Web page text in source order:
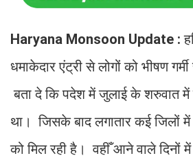
Haryana Monsoon Update :
धमाकेदार एंट्री से लोगों को भीषण
बता दे कि पदेश में जुलाई के शरुवात में
था। जिसके बाद लगातार कई जिलों में
को मिल रही है। वहीँ आने वाले दिनों में